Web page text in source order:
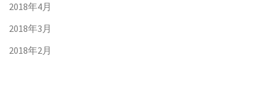
2018年4月
2018年3月
2018年2月